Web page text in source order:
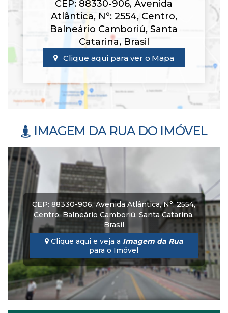
CEP: 88330-906,Avenida
Atlântica, N°:2554, Centro,
Balneário Camboriú,Santa
Catarina, Brasil
Clique aqui para ver o Mapa
IMAGEM DA RUA DO IMÓVEL
CEP: 88330-906,Avenida Atlântica,N°:2554,
Centro, Balneário Camboriú,Santa Catarina,
Brasil
Clique aqui e veja a Imagem da Rua
para o Imóvel